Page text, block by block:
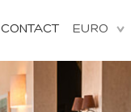
CONTACT